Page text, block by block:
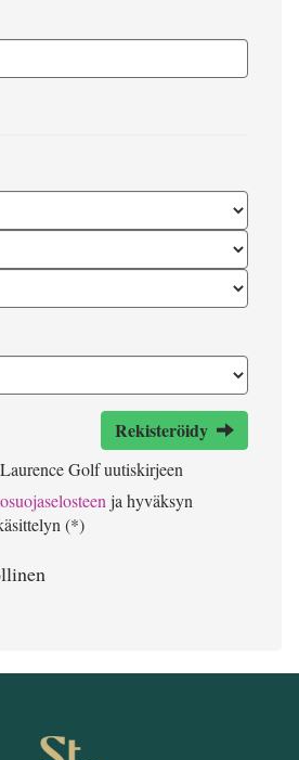
Rekisteröidy
Golf uutiskirjeen
ja hyväksyn
(*)